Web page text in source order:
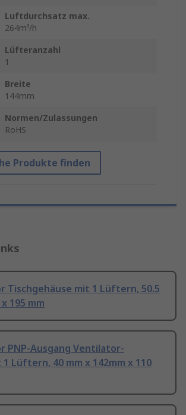
Luftdurchsatz max.
264m³/h
Lüfteranzahl
1
Breite
144mm
Normen/Zulassungen
RoHS
Produkte finden
Tischgehäuse mit 1 Lüftern, 50.5
195 mm
PNP-Ausgang Ventilator-
Lüftern, 40 mm x 142mm x 110